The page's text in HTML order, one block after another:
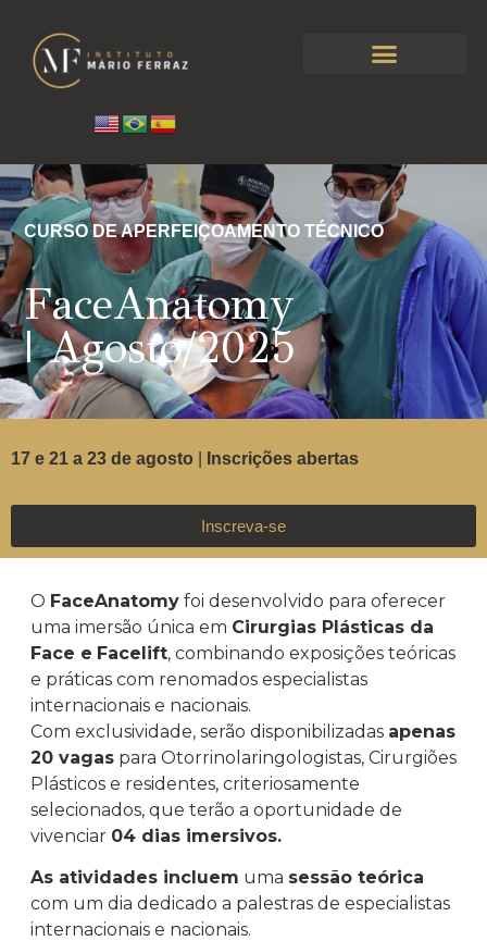
CURSO DE APERFEIÇOAMENTO TÉCNICO
FaceAnatomy
| Agosto/2025
17 e 21 a 23 de agosto Inscrições abertas
Inscreva-se
O FaceAnatomyfoi desenvolvido para oferecer
uma imersão única em Cirurgias Plásticas da
Face e Facelift, combinando exposições teóricas
e práticas com renomados especialistas
internacionais e nacionais.
Com exclusividade, serão disponibilizadas apenas
20 vagaspara Otorrinolaringologistas, Cirurgiões
Plásticos e residentes, criteriosamente
selecionados, que terão a oportunidade de
vivenciar 04 dias imersivos.
As atividades incluem uma sessão teórica
com um dia dedicado a palestras de especialistas
internacionais e nacionais.